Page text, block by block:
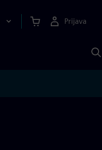
Prijava